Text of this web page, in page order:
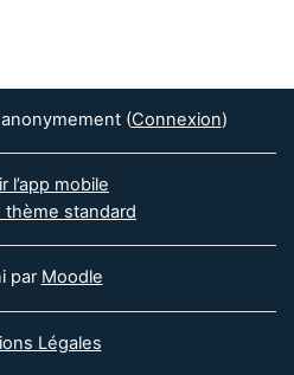
(Connexion)
l’app mobile
thème standard
par Moodle
Légales